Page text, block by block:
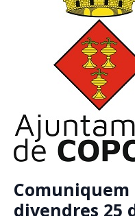
divendres 25